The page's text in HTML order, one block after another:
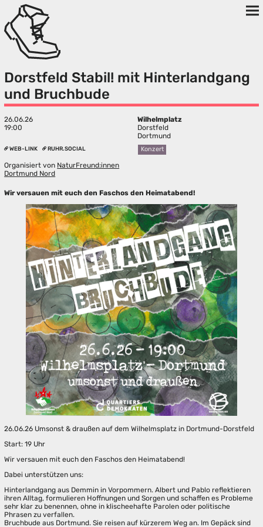
Dorstfeld Stabil! mit Hinterlandgang
und Bruchbude
26.06.26
19:00
Wilhelmplatz
Dorstfeld
Dortmund
WEB-LINK RUHR.SOCIAL Konzert
Organisiert von NaturFreund:innen
Dortmund Nord
Wir versauen mit euch den Faschos den Heimatabend!
26.06.26 Umsonst & draußen auf dem Wilhelmsplatz in Dortmund-Dorstfeld
Start: 19 Uhr
Wir versauen mit euch den Faschos den Heimatabend!
Dabei unterstützen uns:
Hinterlandgang aus Demmin in Vorpommern. Albert und Pablo reflektieren
ihren Alltag, formulieren Hoffnungen und Sorgen und schaffen es Probleme
sehr klar zu benennen, ohne in klischeehafte Parolen oder politische
Phrasen zu verfallen.
Bruchbude aus Dortmund. Sie reisen auf kürzerem Weg an. Im Gepäck sind